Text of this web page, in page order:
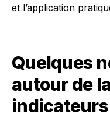
et l’application
Quelques
autour de